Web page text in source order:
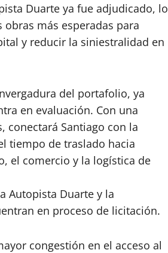
Duarte ya fue adjudicado, lo
más esperadas para
y reducir la siniestralidad en
del portafolio, ya
en evaluación. Con una
conectará Santiago con la
tiempo de traslado hacia
el comercio y la logística de
Autopista Duarte y la
en proceso de licitación.
congestión en el acceso al